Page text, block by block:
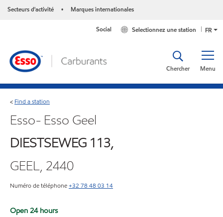
Secteurs d'activité • Marques internationales
FR
Selectionnez une station
Social
Menu
Chercher
< Find a station
Esso- Esso Geel
DIESTSEWEG 113,
GEEL, 2440
Numéro de téléphone+32 78 48 03 14
Open 24 hours